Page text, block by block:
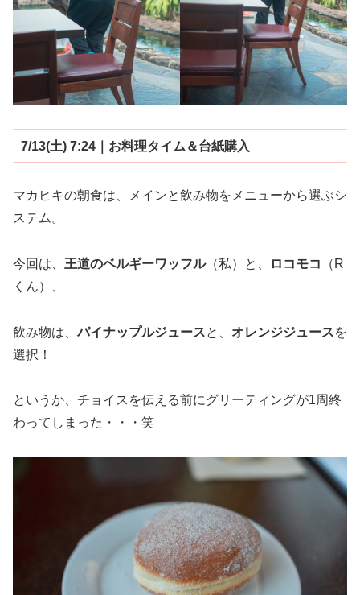
7/13(土) 7:24｜お料理タイム＆台紙購入
マカヒキの朝食は、メインと飲み物をメニューから選ぶシ
ステム。
今回は、 王道のベルギーワッフル（私）と、 ロコモコ
（R
くん）、
飲み物は、パイナップルジュースと、 オレンジジュースを
選択！
というか、チョイスを伝える前にグリーティングが1周終
わってしまった・・・笑